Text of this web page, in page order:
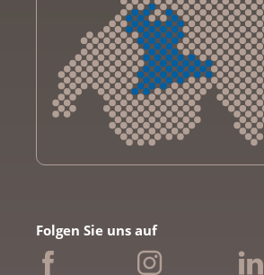
Krebsliga Bern
Krebsliga Freiburg
Folgen Sie uns auf